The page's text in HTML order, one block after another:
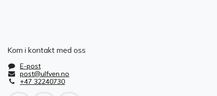
Kom i kontakt med oss
E-post
post@ulfven.no
+47 32240730